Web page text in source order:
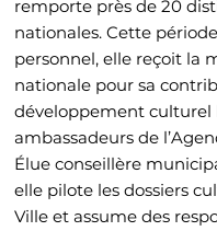
remporte près de 20
nationales. Cette
personnel, elle reçoit la
nationale pour sa
développement
ambassadeurs de
Élue conseillère
elle pilote les dossiers
Ville et assume des